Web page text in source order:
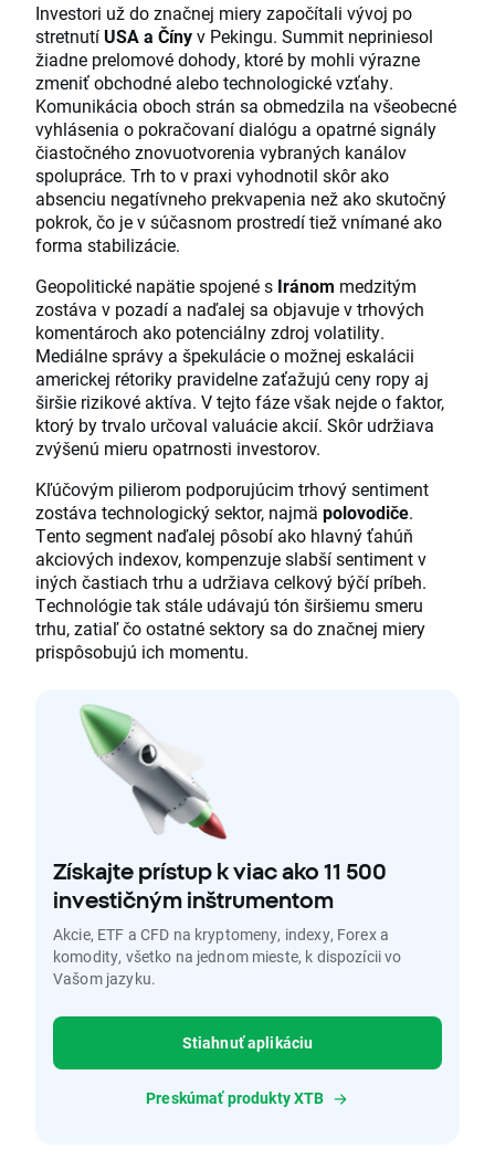
Investori už do značnej miery započítali vývoj po
stretnutí USA a Čínyv Pekingu. Summit nepriniesol
žiadne prelomové dohody, ktoré by mohli výrazne
zmeniť obchodné alebo technologické vzťahy.
Komunikácia oboch strán sa obmedzila na všeobecné
vyhlásenia o pokračovaní dialógu a opatrné signály
čiastočného znovuotvorenia vybraných kanálov
spolupráce. Trh to v praxi vyhodnotil skôr ako
absenciu negatívneho prekvapenia než ako skutočný
pokrok, čo je v súčasnom prostredí tiež vnímané ako
forma stabilizácie.
Geopolitické napätie spojené s Iránom medzitým
zostáva v pozadí a naďalej sa objavuje v trhových
komentároch ako potenciálny zdroj volatility.
Mediálne správy a špekulácie o možnej eskalácii
americkej rétoriky pravidelne zaťažujú ceny ropy aj
širšie rizikové aktíva. V tejto fáze však nejde o faktor,
ktorý by trvalo určoval valuácie akcií. Skôr udržiava
zvýšenú mieru opatrnosti investorov.
Kľúčovým pilierom podporujúcim trhový sentiment
zostáva technologický sektor, najmä polovodiče.
Tento segment naďalej pôsobí ako hlavný ťahúň
akciových indexov, kompenzuje slabší sentiment v
iných častiach trhu a udržiava celkový býčí príbeh.
Technológie tak stále udávajú tón širšiemu smeru
trhu, zatiaľ čo ostatné sektory sa do značnej miery
prispôsobujú ich momentu.
Získajte prístup k viac ako 11 500
investičným inštrumentom
Akcie, ETF a CFD na kryptomeny, indexy, Forex a
komodity, všetko na jednom mieste, k dispozícii vo
Vašom jazyku.
Stiahnuť aplikáciu
Preskúmať produkty XTB